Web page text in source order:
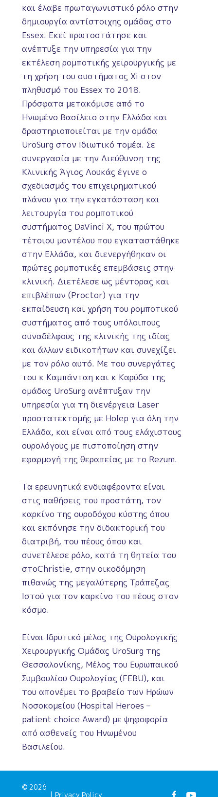
και έλαβε πρωταγωνιστικό ρόλο στην
δημιουργία αντίστοιχης ομάδας στο
Essex. Εκεί πρωτοστάτησε και
ανέπτυξε την υπηρεσία για την
εκτέλεση ρομποτικής χειρουργικής με
τη χρήση του συστήματος Xi στον
πληθυσμό του Essex το 2018.
Πρόσφατα μετακόμισε από το
Ηνωμένο Βασίλειο στην Ελλάδα και
δραστηριοποιείται με την ομάδα
UroSurg στον Ιδιωτικό τομέα. Σε
συνεργασία με την Διεύθυνση της
Κλινικής Άγιος Λουκάς έγινε ο
σχεδιασμός του επιχειρηματικού
πλάνου για την εγκατάσταση και
λειτουργία του ρομποτικού
συστήματος DaVinci X, του πρώτου
τέτοιου μοντέλου που εγκαταστάθηκε
στην Ελλάδα, και διενεργήθηκαν οι
πρώτες ρομποτικές επεμβάσεις στην
κλινική. Διετέλεσε ως μέντορας και
επιβλέπων (Proctor) για την
εκπαίδευση και χρήση του ρομποτικού
συστήματος από τους υπόλοιπους
συναδέλφους της κλινικής της ιδίας
και άλλων ειδικοτήτων και συνεχίζει
με τον ρόλο αυτό. Με του συνεργάτες
του κ Καμπάνταη και κ Καρύδα της
ομάδας UroSurg ανέπτυξαν την
υπηρεσία για τη διενέργεια Laser
προστατεκτομής με Holep για όλη την
Ελλάδα, και είναι από τους ελάχιστους
ουρολόγους με πιστοποίηση στην
εφαρμογή της θεραπείας με το Rezum.
Τα ερευνητικά ενδιαφέροντα είναι
στις παθήσεις του προστάτη, τον
καρκίνο της ουροδόχου κύστης όπου
και εκπόνησε την διδακτορική του
διατριβή, του πέους όπου και
συνετέλεσε ρόλο, κατά τη θητεία του
στοChristie, στην οικοδόμηση
πιθανώς της μεγαλύτερης Τράπεζας
Ιστού για τον καρκίνο του πέους στον
κόσμο.
Είναι Ιδρυτικό μέλος της Ουρολογικής
Χειρουργικής Ομάδας UroSurg της
Θεσσαλονίκης, Μέλος του Ευρωπαικού
Συμβουλίου Ουρολογίας (FEBU), και
του απονέμει το βραβείο των Ηρώων
Νοσοκομείου (Hospital Heroes –
patient choice Award) με ψηφοφορία
από ασθενείς του Ηνωμένου
Βασιλείου.
© 2026
| Privacy Policy